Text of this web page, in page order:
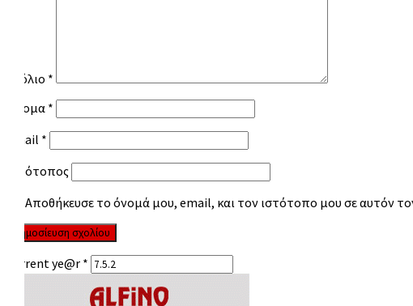
Σχόλιο *
Όνομα *
Email *
Ιστότοπος
Αποθήκευσε το όνομά μου, email, και τον ιστότοπο μου σε αυτόν
Current ye@r *